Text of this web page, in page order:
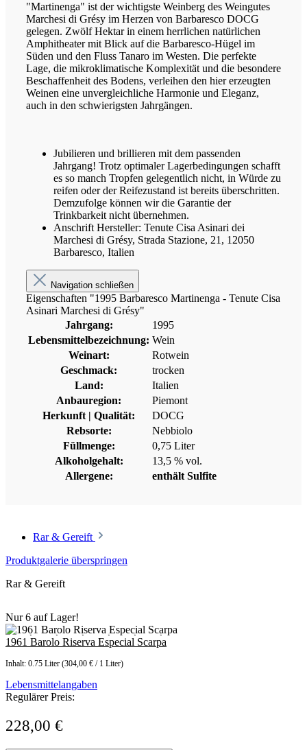
"Martinenga" ist der wichtigste Weinberg des Weingutes
Marchesi di Grésy im Herzen von Barbaresco DOCG
gelegen. Zwölf Hektar in einem herrlichen natürlichen
Amphitheater mit Blick auf die Barbaresco-Hügel im
Süden und den Fluss Tanaro im Westen. Die perfekte
Lage, die mikroklimatische Komplexität und die besondere
Beschaffenheit des Bodens, verleihen den hier erzeugten
Weinen eine unvergleichliche Harmonie und Eleganz,
auch in den schwierigsten Jahrgängen.
Jubilieren und brillieren mit dem passenden
Jahrgang! Trotz optimaler Lagerbedingungen schafft
es so manch Tropfen gelegentlich nicht, in Würde zu
reifen oder der Reifezustand ist bereits überschritten.
Demzufolge können wir die Garantie der
Trinkbarkeit nicht übernehmen.
Anschrift Hersteller: Tenute Cisa Asinari dei
Marchesi di Grésy, Strada Stazione, 21, 12050
Barbaresco, Italien
Navigation schließen
Eigenschaften "1995 Barbaresco Martinenga - Tenute Cisa
Asinari Marchesi di Grésy"
Jahrgang:
1995
Lebensmittelbezeichnung: Wein
Weinart:
Rotwein
Geschmack:
trocken
Land:
Italien
Anbauregion:
Piemont
Herkunft | Qualität:
DOCG
Rebsorte:
Nebbiolo
Füllmenge:
0,75 Liter
Alkoholgehalt:
13,5 % vol.
Allergene:
enthält Sulfite
Rar & Gereift
Produktgalerie überspringen
Rar & Gereift
Nur 6 auf Lager!
1961 Barolo Riserva Especial Scarpa
Inhalt: 0.75 Liter (304,00 € / 1 Liter)
Lebensmittelangaben
Regulärer Preis:
228,00 €